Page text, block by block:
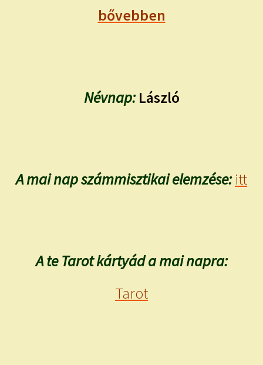
bővebben
Névnap:László
A mai nap számmisztikai elemzése: itt
A te Tarot kártyád a mai napra:
Tarot